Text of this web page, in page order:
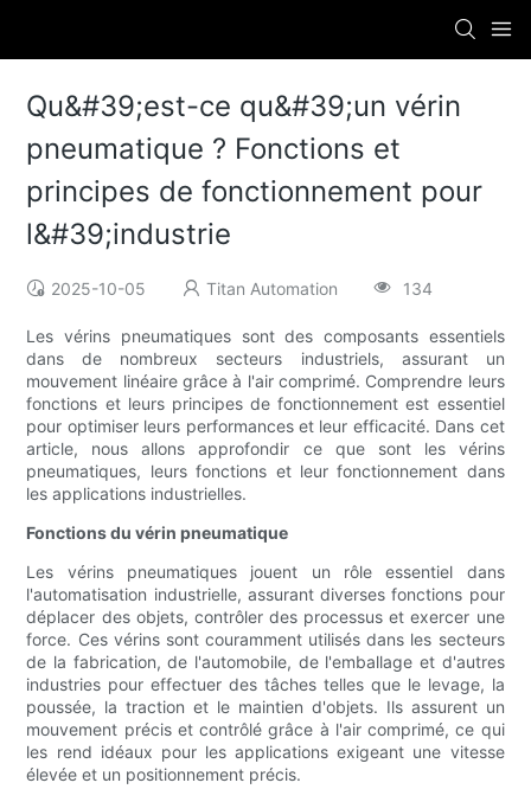
Qu&#39;est-ce qu&#39;un vérin
pneumatique ? Fonctions et
principes de fonctionnement pour
l&#39;industrie
2025-10-05 Titan Automation 134
Les vérins pneumatiques sont des composants essentiels
dans de nombreux secteurs industriels, assurant un
mouvement linéaire grâce à l'air comprimé. Comprendre leurs
fonctions et leurs principes de fonctionnement est essentiel
pour optimiser leurs performances et leur efficacité. Dans cet
article, nous allons approfondir ce que sont les vérins
pneumatiques, leurs fonctions et leur fonctionnement dans
les applications industrielles.
Fonctions du vérin pneumatique
Les vérins pneumatiques jouent un rôle essentiel dans
l'automatisation industrielle, assurant diverses fonctions pour
déplacer des objets, contrôler des processus et exercer une
force. Ces vérins sont couramment utilisés dans les secteurs
de la fabrication, de l'automobile, de l'emballage et d'autres
industries pour effectuer des tâches telles que le levage, la
poussée, la traction et le maintien d'objets. Ils assurent un
mouvement précis et contrôlé grâce à l'air comprimé, ce qui
les rend idéaux pour les applications exigeant une vitesse
élevée et un positionnement précis.